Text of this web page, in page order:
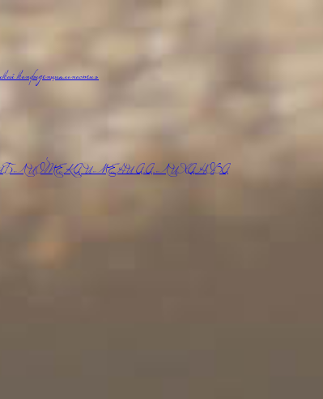
конфиденциальности»
ИМЕНИ А.А.ЛИХАНОВА